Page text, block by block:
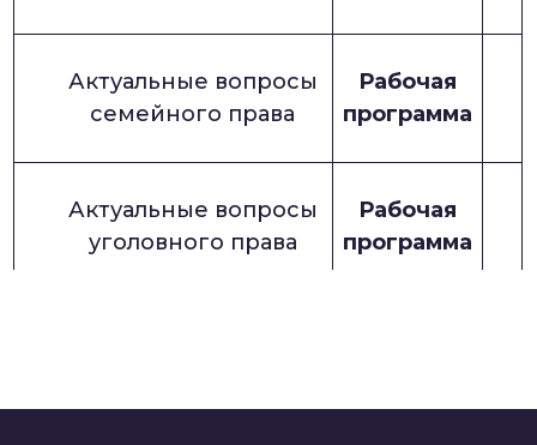
Актуальные вопросы
семейного права
Рабочая
программа
Актуальные вопросы
уголовного права
Рабочая
программа